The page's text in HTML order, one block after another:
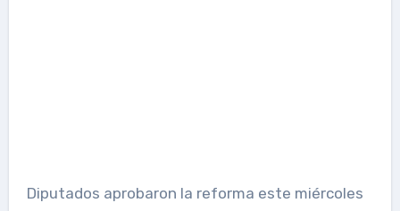
Diputados aprobaron la reforma este miércoles